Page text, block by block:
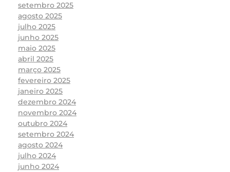
setembro 2025
agosto 2025
julho 2025
junho 2025
maio 2025
abril 2025
março 2025
fevereiro 2025
janeiro 2025
dezembro 2024
novembro 2024
outubro 2024
setembro 2024
agosto 2024
julho 2024
junho 2024